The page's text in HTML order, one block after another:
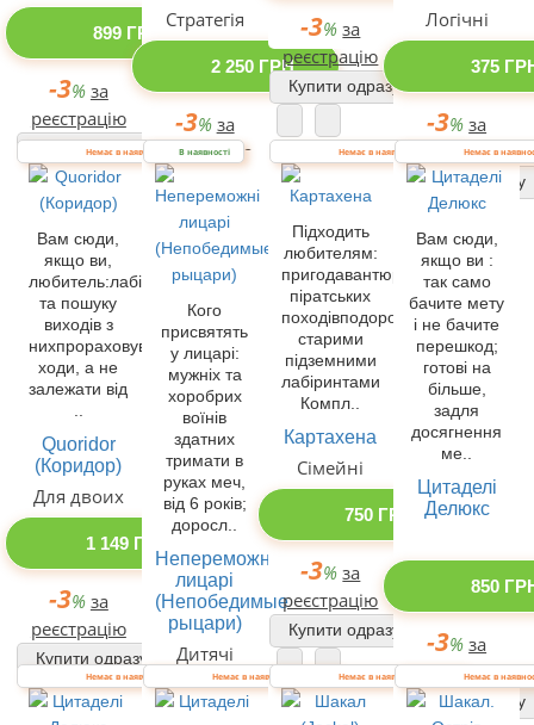
899 ГРН
-3% за
реєстрацію
Купити одразу
Стратегія
2 250 ГРН
-3% за
реєстрацію
Купити одразу
-3% за
реєстрацію
Купити одразу
Логічні
375
-3% за
реєстрацію
Купити одразу
Немає в наявності
Вам сюди,
якщо ви,
любитель:лабіринтів
та пошуку
виходів з
ниxпрораховувати
ходи, а не
залежати від
Quoridor
(Коридор)
Для двоих
1 149 ГРН
-3% за
реєстрацію
Купити одразу
В наявності
Кого
присвятять
у лицарі:
мужніх та
хоробрих
воїнів
здатних
тримати в
руках меч,
від 6 років;
доросл..
Непереможні
лицарі
(Непобедимые
рыцари)
Дитячі
180 ГРН
Немає в наявності
Підходить
любителям:
пригодавантюрних
піратських
походівподорож
старими
підземними
лабіринтами
Компл..
Картахена
Сімейні
750 ГРН
-3% за
реєстрацію
Купити одразу
Немає в
Вам сюди,
якщо ви :
так само
бачите мету
і не бачите
перешкод;
готові на
більше,
задля
досягнення
ме..
Цитаделі
Делюкс
850
-3% за
реєстрацію
Купити одразу
Немає в наявності Немає в наявності Немає в наявності Немає в